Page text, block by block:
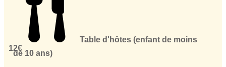
Table d'hôtes (enfant de moins
de 10 ans)
12€